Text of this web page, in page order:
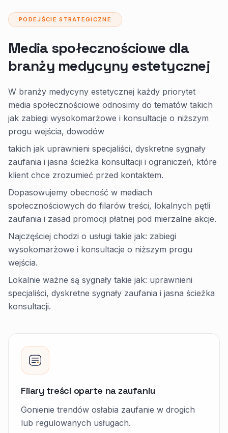
PODEJŚCIE STRATEGICZNE
Media społecznościowe dla
branży medycyny estetycznej
W branży medycyny estetycznej każdy priorytet
media społecznościowe odnosimy do tematów takich
jak zabiegi wysokomarżowe i konsultacje o niższym
progu wejścia, dowodów
takich jak uprawnieni specjaliści, dyskretne sygnały
zaufania i jasna ścieżka konsultacji i ograniczeń, które
klient chce zrozumieć przed kontaktem.
Dopasowujemy obecność w mediach
społecznościowych do filarów treści, lokalnych pętli
zaufania i zasad promocji płatnej pod mierzalne akcje.
Najczęściej chodzi o usługi takie jak: zabiegi
wysokomarżowe i konsultacje o niższym progu
wejścia.
Lokalnie ważne są sygnały takie jak: uprawnieni
specjaliści, dyskretne sygnały zaufania i jasna ścieżka
konsultacji.
Filary treści oparte na zaufaniu
Gonienie trendów osłabia zaufanie w drogich
lub regulowanych usługach.